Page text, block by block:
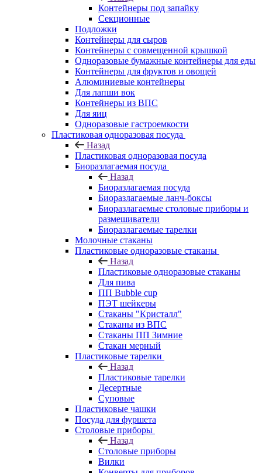
Контейнеры под запайку
Секционные
Подложки
Контейнеры для сыров
Контейнеры с совмещенной крышкой
Одноразовые бумажные контейнеры для еды
Контейнеры для фруктов и овощей
Алюминиевые контейнеры
Для лапши вок
Контейнеры из ВПС
Для яиц
Одноразовые гастроемкости
Пластиковая одноразовая посуда
Назад
Пластиковая одноразовая посуда
Биоразлагаемая посуда
Назад
Биоразлагаемая посуда
Биоразлагаемые ланч-боксы
Биоразлагаемые столовые приборы и
размешиватели
Биоразлагаемые тарелки
Молочные стаканы
Пластиковые одноразовые стаканы
Назад
Пластиковые одноразовые стаканы
Для пива
ПП Bubble cup
ПЭТ шейкеры
Стаканы "Кристалл"
Стаканы из ВПС
Стаканы ПП Зимние
Стакан мерный
Пластиковые тарелки
Назад
Пластиковые тарелки
Десертные
Суповые
Пластиковые чашки
Посуда для фуршета
Столовые приборы
Назад
Столовые приборы
Вилки